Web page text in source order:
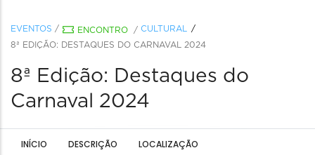
EVENTOS / ENCONTRO / CULTURAL
8ª EDIÇÃO: DESTAQUES DO CARNAVAL 2024
8ª Edição: Destaques do
Carnaval 2024
INÍCIO DESCRIÇÃO LOCALIZAÇÃO